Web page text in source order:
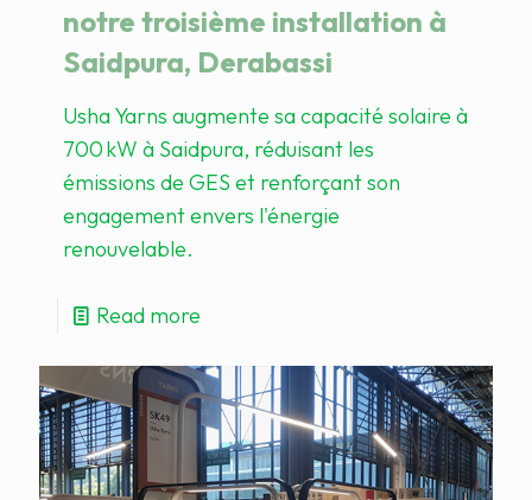
notre troisième installation à
Saidpura, Derabassi
Usha Yarns augmente sa capacité solaire à
700 kW à Saidpura, réduisant les
émissions de GES et renforçant son
engagement envers l'énergie
renouvelable.​
Read more